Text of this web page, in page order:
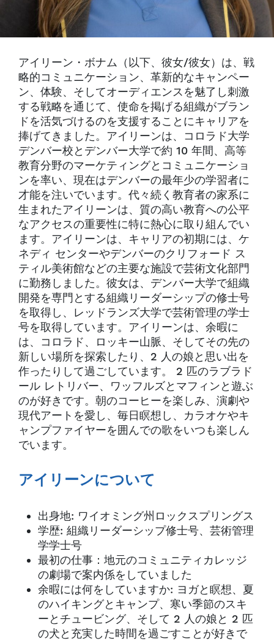
アイリーン・ボナム（以下、彼女/彼女）は、戦
略的コミュニケーション、革新的なキャンペー
ン、体験、そしてオーディエンスを魅了し刺激
する戦略を通じて、使命を掲げる組織がブラン
ドを活気づけるのを支援することにキャリアを
捧げてきました。アイリーンは、コロラド大学
デンバー校とデンバー大学で約 10 年間、高等
教育分野のマーケティングとコミュニケーショ
ンを率い、現在はデンバーの最年少の学習者に
才能を注いでいます。代々続く教育者の家系に
生まれたアイリーンは、質の高い教育への公平
なアクセスの重要性に特に熱心に取り組んでい
ます。アイリーンは、キャリアの初期には、ケ
ネディ センターやデンバーのクリフォード ス
ティル美術館などの主要な施設で芸術文化部門
に勤務しました。彼女は、デンバー大学で組織
開発を専門とする組織リーダーシップの修士号
を取得し、レッドランズ大学で芸術管理の学士
号を取得しています。アイリーンは、余暇に
は、コロラド、ロッキー山脈、そしてその先の
新しい場所を探索したり、2 人の娘と思い出を
作ったりして過ごしています。 2 匹のラブラド
ール レトリバー、ワッフルズとマフィンと遊ぶ
のが好きです。朝のコーヒーを楽しみ、演劇や
現代アートを愛し、毎日瞑想し、カラオケやキ
ャンプファイヤーを囲んでの歌をいつも楽しん
でいます。
アイリーンについて
出身地: ワイオミング州ロックスプリングス
学歴: 組織リーダーシップ修士号、芸術管理
学学士号
最初の仕事：地元のコミュニティカレッジ
の劇場で案内係をしていました
余暇には何をしていますか: ヨガと瞑想、夏
のハイキングとキャンプ、寒い季節のスキ
ーとチュービング、そして 2 人の娘と 2 匹
の犬と充実した時間を過ごすことが好きで